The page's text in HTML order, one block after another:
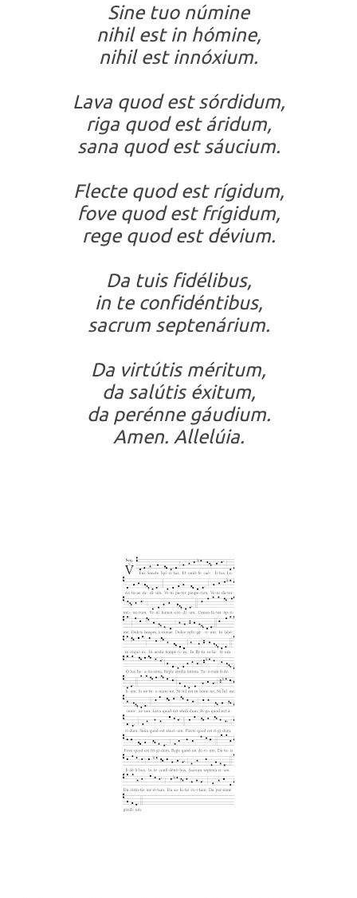
Sine tuo númine
nihil est in hómine,
nihil est innóxium.
Lava quod est sórdidum,
riga quod est áridum,
sana quod est sáucium.
Flecte quod est rígidum,
fove quod est frígidum,
rege quod est dévium.
Da tuis fidélibus,
in te confidéntibus,
sacrum septenárium.
Da virtútis méritum,
da salútis éxitum,
da perénne gáudium.
Amen. Allelúia.